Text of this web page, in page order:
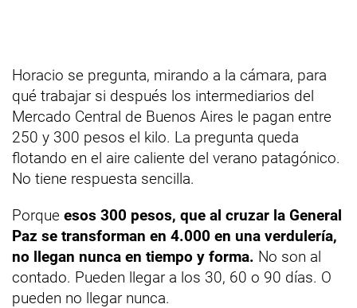
Horacio se pregunta, mirando a la cámara, para
qué trabajar si después los intermediarios del
Mercado Central de Buenos Aires le pagan entre
250 y 300 pesos el kilo. La pregunta queda
flotando en el aire caliente del verano patagónico.
No tiene respuesta sencilla.
Porque esos 300 pesos, que al cruzar la General
Paz se transforman en 4.000 en una verdulería,
no llegan nunca en tiempo y forma. No son al
contado. Pueden llegar a los 30, 60 o 90 días. O
pueden no llegar nunca.